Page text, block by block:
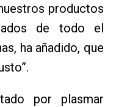
productos
de todo el
ha añadido, que
por plasmar